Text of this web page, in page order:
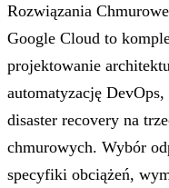
Rozwiązania
Google Cloud to
projektowanie
automatyzację
disaster recovery na
chmurowych. Wybór
specyfiki obciążeń,